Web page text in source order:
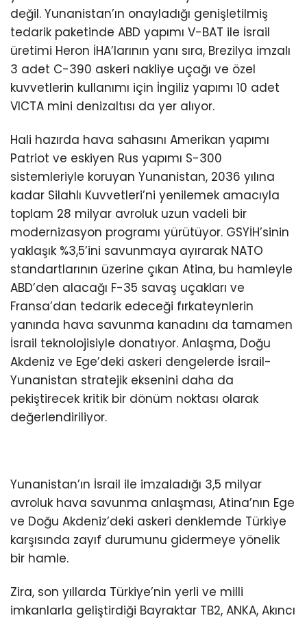
değil. Yunanistan’ın onayladığı genişletilmiş
tedarik paketinde ABD yapımı V-BAT ile İsrail
üretimi Heron İHA’larının yanı sıra, Brezilya imzalı
3 adet C-390 askeri nakliye uçağı ve özel
kuvvetlerin kullanımı için İngiliz yapımı 10 adet
VICTA mini denizaltısı da yer alıyor.
Hali hazırda hava sahasını Amerikan yapımı
Patriot ve eskiyen Rus yapımı S-300
sistemleriyle koruyan Yunanistan, 2036 yılına
kadar Silahlı Kuvvetleri’ni yenilemek amacıyla
toplam 28 milyar avroluk uzun vadeli bir
modernizasyon programı yürütüyor. GSYİH’sinin
yaklaşık %3,5’ini savunmaya ayırarak NATO
standartlarının üzerine çıkan Atina, bu hamleyle
ABD’den alacağı F-35 savaş uçakları ve
Fransa’dan tedarik edeceği fırkateynlerin
yanında hava savunma kanadını da tamamen
İsrail teknolojisiyle donatıyor. Anlaşma, Doğu
Akdeniz ve Ege’deki askeri dengelerde İsrail-
Yunanistan stratejik eksenini daha da
pekiştirecek kritik bir dönüm noktası olarak
değerlendiriliyor.
Yunanistan’ın İsrail ile imzaladığı 3,5 milyar
avroluk hava savunma anlaşması, Atina’nın Ege
ve Doğu Akdeniz’deki askeri denklemde Türkiye
karşısında zayıf durumunu gidermeye yönelik
bir hamle.
Zira, son yıllarda Türkiye’nin yerli ve milli
imkanlarla geliştirdiği Bayraktar TB2, ANKA, Akıncı